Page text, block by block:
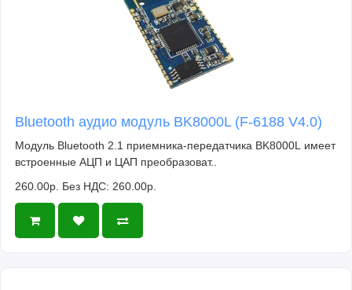
Bluetooth аудио модуль BK8000L (F-6188 V4.0)
Модуль Bluetooth 2.1 приемника-передатчика BK8000L имеет
встроенные АЦП и ЦАП преобразоват..
260.00р. Без НДС: 260.00р.